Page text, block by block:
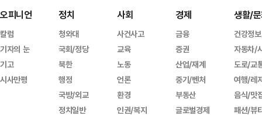
오피니언
칼럼
기자의 눈
기고
시사만평
정치
청와대
국회/정당
북한
행정
국방/외교
정치일반
사회
사건사고
교육
노동
언론
환경
인권/복지
경제
금융
증권
산업/재계
중기/벤처
부동산
글로벌경제
생활/
건강정보
자동차/
도로/교
여행/레
음식/맛
패션/뷰